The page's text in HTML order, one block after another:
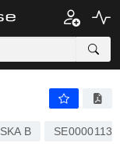
SKA B